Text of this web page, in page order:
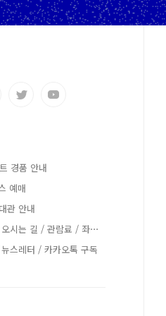
경품 안내
예매
관 안내
시는 길 / 관람료 / 좌⋯
스레터 / 카카오톡 구독